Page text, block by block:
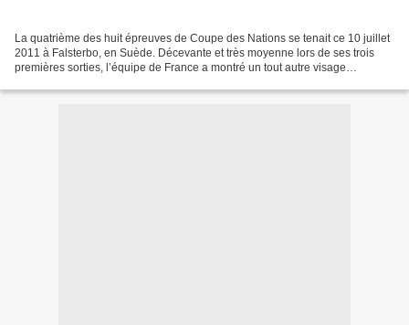
La quatrième des huit épreuves de Coupe des Nations se tenait ce 10 juillet
2011 à Falsterbo, en Suède. Décevante et très moyenne lors de ses trois
premières sorties, l’équipe de France a montré un tout autre visage